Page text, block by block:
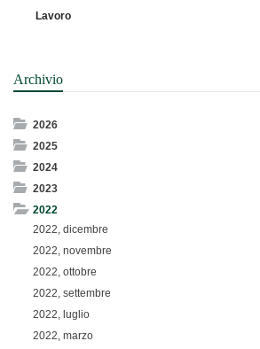
Lavoro
Archivio
2026
2025
2024
2023
2022
2022, dicembre
2022, novembre
2022, ottobre
2022, settembre
2022, luglio
2022, marzo